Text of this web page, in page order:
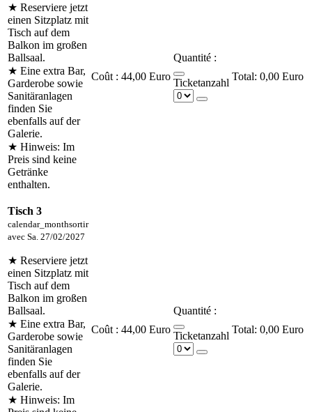
★ Reserviere jetzt
einen Sitzplatz mit
Tisch auf dem
Balkon im großen
Ballsaal.
★ Eine extra Bar,
Garderobe sowie
Sanitäranlagen
finden Sie
ebenfalls auf der
Galerie.
★ Hinweis: Im
Preis sind keine
Getränke
enthalten.
Coût : 44,00 Euro
Quantité :
Ticketanzahl
0,00 Euro
Tisch 3
calendar_monthsortir
avec Sa. 27/02/2027
★ Reserviere jetzt
einen Sitzplatz mit
Tisch auf dem
Balkon im großen
Ballsaal.
★ Eine extra Bar,
Garderobe sowie
Sanitäranlagen
finden Sie
ebenfalls auf der
Galerie.
★ Hinweis: Im
Coût : 44,00 Euro
Quantité :
Ticketanzahl
0,00 Euro